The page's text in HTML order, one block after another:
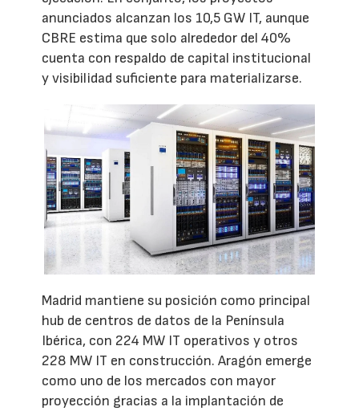
anunciados alcanzan los 10,5 GW IT, aunque
CBRE estima que solo alrededor del 40%
cuenta con respaldo de capital institucional
y visibilidad suficiente para materializarse.
Madrid mantiene su posición como principal
hub de centros de datos de la Península
Ibérica, con 224 MW IT operativos y otros
228 MW IT en construcción. Aragón emerge
como uno de los mercados con mayor
proyección gracias a la implantación de